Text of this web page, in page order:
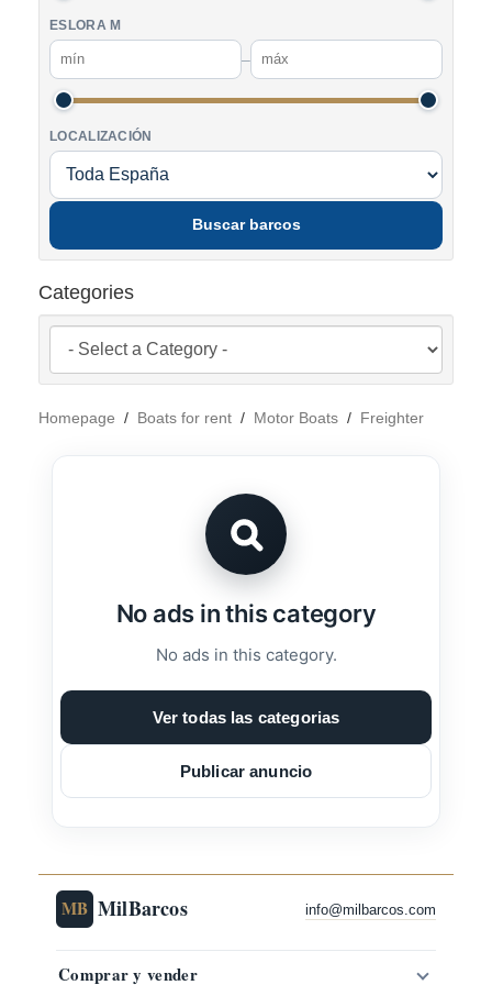
ESLORA M
–
LOCALIZACIÓN
Buscar barcos
Categories
Homepage / Boats for rent / Motor Boats / Freighter
No ads in this category
No ads in this category.
Ver todas las categorias
Publicar anuncio
MB MilBarcos info@milbarcos.com
Comprar y vender